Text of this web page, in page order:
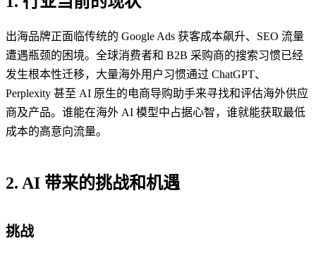
出海品牌正面临传统的 Google Ads 获客成本飙升、SEO 流量
遭遇瓶颈的困境。全球消费者和 B2B 采购商的搜索习惯已经
发生根本性迁移，大量海外用户习惯通过 ChatGPT、
Perplexity 甚至 AI 原生的电商导购助手来寻找和评估海外供应
商及产品。谁能在海外 AI 模型中占据心智，谁就能获取最低
成本的高意向流量。
2. AI 带来的挑战和机遇
挑战